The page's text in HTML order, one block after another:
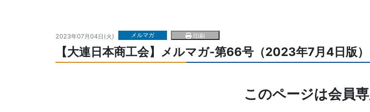
2023年07月04日(火) メルマガ 印刷
【大連日本商工会】メルマガ-第66号（2023年7月4日版）
このページは会員